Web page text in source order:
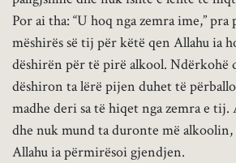
Por ai tha: “U hoq nga zemra ime,” pra
mëshirës së tij për këtë qen Allahu ia
dëshirën për të pirë alkool.
dëshiron ta lërë pijen duhet të
madhe deri sa të hiqet nga zemra e
dhe nuk mund ta duronte më alkoolin,
Allahu ia përmirësoi gjendjen.